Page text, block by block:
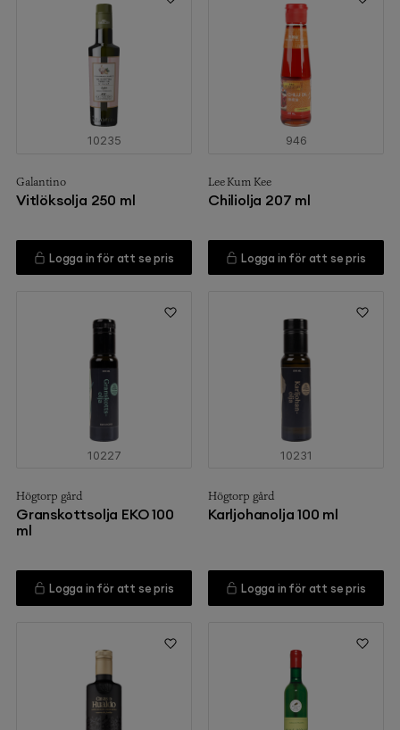
10235
Galantino
Vitlöksolja 250 ml
Logga in för att se pris
946
Lee Kum Kee
Chiliolja 207 ml
Logga in för att se pris
10227
Högtorp gård
Granskottsolja EKO 100
ml
Logga in för att se pris
10231
Högtorp gård
Karljohanolja 100 ml
Logga in för att se pris